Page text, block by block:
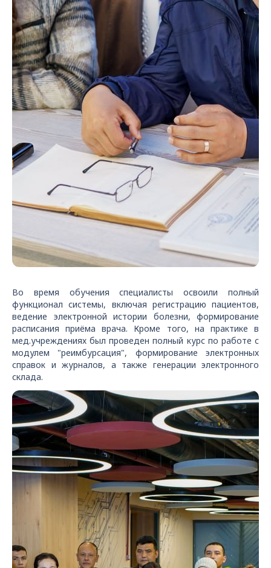
Во время обучения специалисты освоили полный
функционал системы, включая регистрацию пациентов,
ведение электронной истории болезни, формирование
расписания приёма врача. Кроме того, на практике в
мед.учреждениях был проведен полный курс по работе с
модулем "реимбурсация", формирование электронных
справок и журналов, а также генерации электронного
склада.